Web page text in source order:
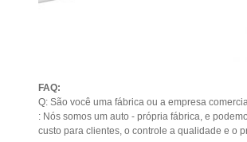
FAQ:
Q: São você uma fábrica ou a empresa
: Nós somos um auto - própria fábrica, e
custo para clientes, o controle a qualidade e o